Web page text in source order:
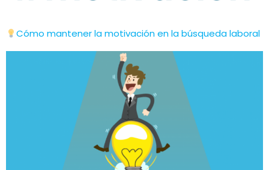
Cómo mantener la motivación en la búsqueda laboral